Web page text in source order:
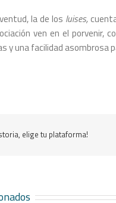
la de los luises,
ven en el porvenir,
y una facilidad asombrosa
elige tu plataforma!